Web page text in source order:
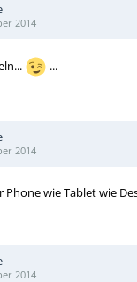
2014
...
2014
Phone wie Tablet wie
2014